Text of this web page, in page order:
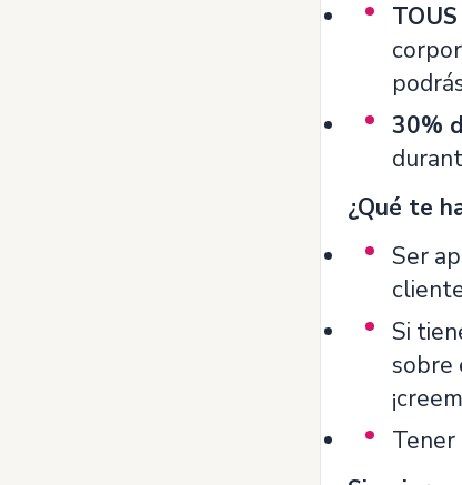
30%
¿Qué te
Ser
Si
sobre
Tener